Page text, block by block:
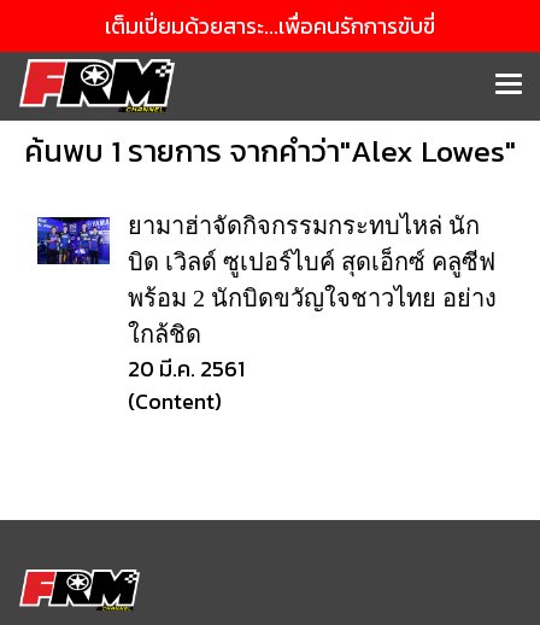
เต็มเปี่ยมด้วยสาระ...เพื่อคนรักการขับขี่
ค้นพบ 1 รายการ จากคำว่า"Alex Lowes"
ยามาฮ่าจัดกิจกรรมกระทบไหล่ นัก
บิด เวิลด์ ซูเปอร์ไบค์ สุดเอ็กซ์ คลูซีฟ
พร้อม 2 นักบิดขวัญใจชาวไทย อย่าง
ใกล้ชิด
20 มี.ค. 2561
(Content)